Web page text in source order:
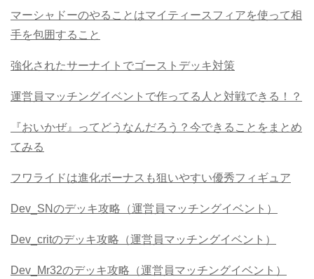
マーシャドーのやることはマイティースフィアを使って相
手を包囲すること
強化されたサーナイトでゴーストデッキ対策
運営員マッチングイベントで作ってる人と対戦できる！？
『おいかぜ』ってどうなんだろう？今できることをまとめ
てみる
フワライドは進化ボーナスも狙いやすい優秀フィギュア
Dev_SNのデッキ攻略（運営員マッチングイベント）
Dev_critのデッキ攻略（運営員マッチングイベント）
Dev_Mr32のデッキ攻略（運営員マッチングイベント）